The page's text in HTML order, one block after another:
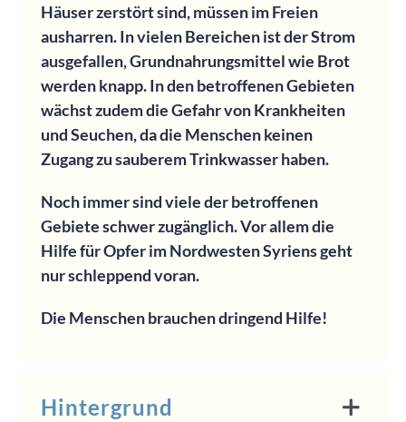
Häuser zerstört sind, müssen im Freien
ausharren. In vielen Bereichen ist der Strom
ausgefallen, Grundnahrungsmittel wie Brot
werden knapp. In den betroffenen Gebieten
wächst zudem die Gefahr von Krankheiten
und Seuchen, da die Menschen keinen
Zugang zu sauberem Trinkwasser haben.
Noch immer sind viele der betroffenen
Gebiete schwer zugänglich. Vor allem die
Hilfe für Opfer im Nordwesten Syriens geht
nur schleppend voran.
Die Menschen brauchen dringend Hilfe!
Hintergrund